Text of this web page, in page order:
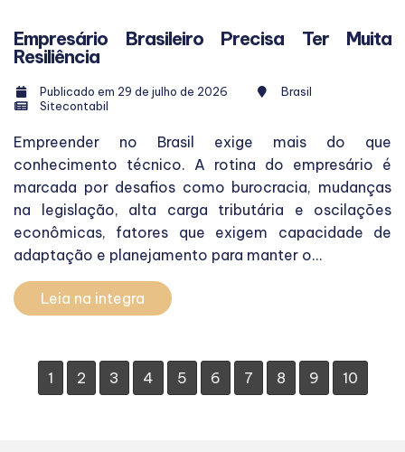
Empresário Brasileiro Precisa Ter Muita
Resiliência
Publicado em 29 de julho de 2026
Brasil
Sitecontabil
Empreender no Brasil exige mais do que
conhecimento técnico. A rotina do empresário é
marcada por desafios como burocracia, mudanças
na legislação, alta carga tributária e oscilações
econômicas, fatores que exigem capacidade de
adaptação e planejamento para manter o...
Leia na integra
1 2 3 4 5 6 7 8 9 10